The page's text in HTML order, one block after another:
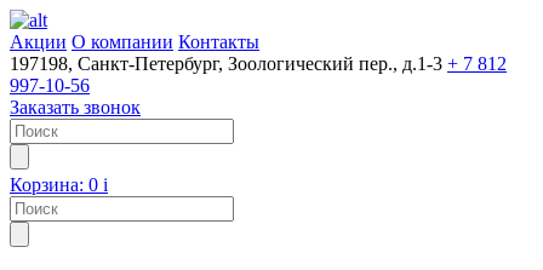
Акции О компании Контакты
197198, Санкт-Петербург, Зоологический пер., д.1-3 + 7 812
997-10-56
Заказать звонок
Корзина: 0 i